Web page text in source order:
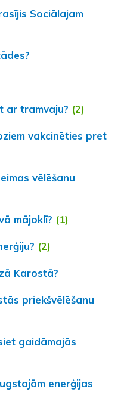
Sociālajam
ar tramvaju? (2)
vakcinēties pret
vēlēšanu
mājoklī? (1)
(2)
Karostā?
priekšvēlēšanu
gaidāmajās
enerģijas